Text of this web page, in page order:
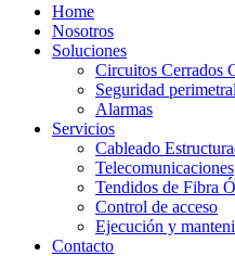
Home
Nosotros
Soluciones
Circuitos Cerrados
Seguridad perimetral
Alarmas
Servicios
Cableado
Telecomunicaciones
Tendidos de Fibra
Control de acceso
Ejecución y
Contacto